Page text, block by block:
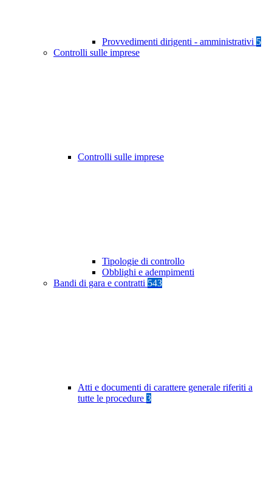
Provvedimenti dirigenti - amministrativi 5
Controlli sulle imprese
Controlli sulle imprese
Tipologie di controllo
Obblighi e adempimenti
Bandi di gara e contratti 543
Atti e documenti di carattere generale riferiti a
tutte le procedure 3